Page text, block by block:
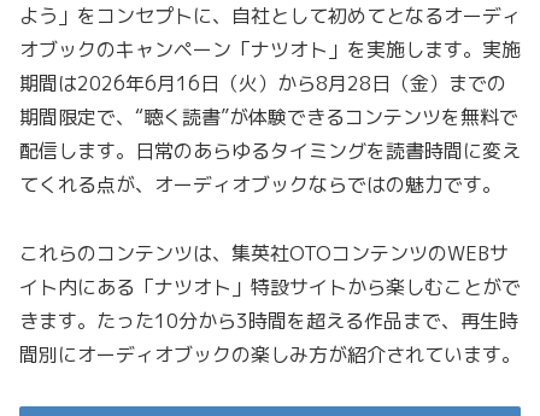
よう」をコンセプトに、自社として初めてとなるオーディ
オブックのキャンペーン「ナツオト」を実施します。実施
期間は2026年6月16日（火）から8月28日（金）までの
期間限定で、“聴く読書”が体験できるコンテンツを無料で
配信します。日常のあらゆるタイミングを読書時間に変え
てくれる点が、オーディオブックならではの魅力です。
これらのコンテンツは、集英社OTOコンテンツのWEBサ
イト内にある「ナツオト」特設サイトから楽しむことがで
きます。たった10分から3時間を超える作品まで、再生時
間別にオーディオブックの楽しみ方が紹介されています。